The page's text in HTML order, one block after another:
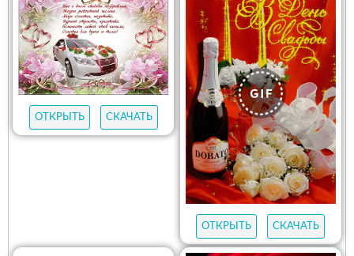
ОТКРЫТЬ СКАЧАТЬ
ОТКРЫТЬ СКАЧАТЬ